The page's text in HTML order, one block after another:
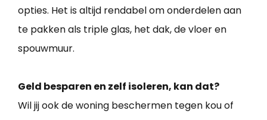
opties. Het is altijd rendabel om onderdelen aan
te pakken als triple glas, het dak, de vloer en
spouwmuur.
Geld besparen en zelf isoleren, kan dat?
Wil jij ook de woning beschermen tegen kou of